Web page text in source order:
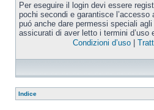
Per eseguire il login devi essere
pochi secondi e garantisce l’accesso
puó anche dare permessi speciali
assicurati di aver letto i termini d’uso
Condizioni d’uso|
Indice